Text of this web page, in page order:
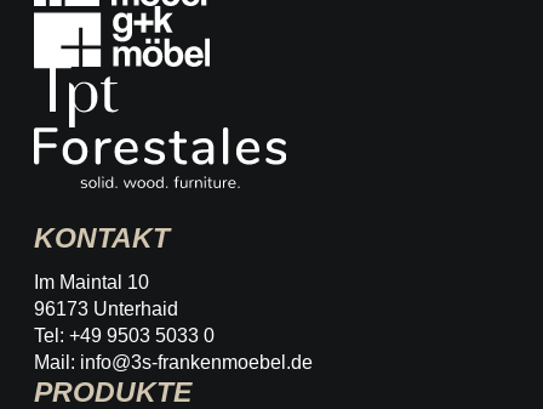
KONTAKT
Im Maintal 10
96173 Unterhaid
Tel: +49 9503 5033 0
Mail: info@3s-frankenmoebel.de
PRODUKTE